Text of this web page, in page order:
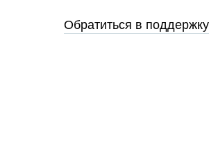
Обратиться в поддержку